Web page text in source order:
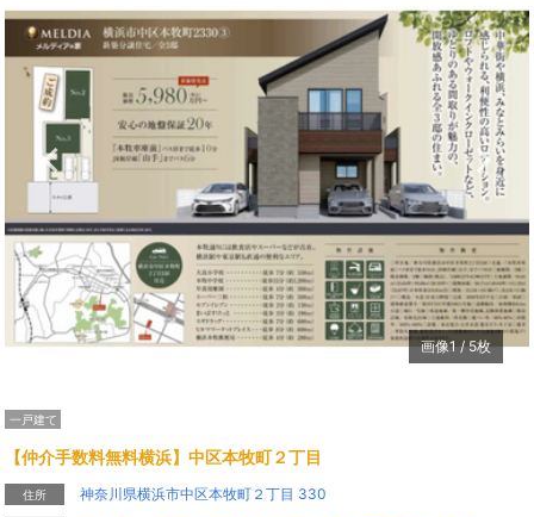
Previous
画像1/5枚
一戸建て
【仲介手数料無料横浜】中区本牧町２丁目
住所 神奈川県横浜市中区本牧町２丁目 330